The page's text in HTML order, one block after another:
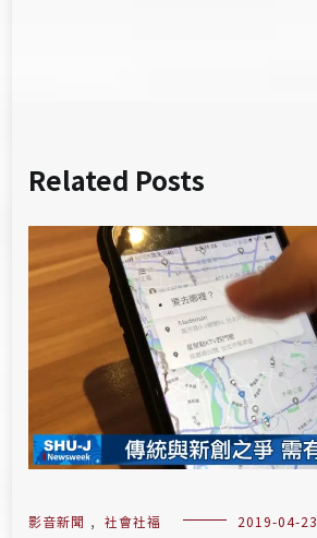
Related Posts
影音新聞 , 社會社福 2019-04-23